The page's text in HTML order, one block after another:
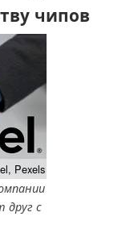
чипов
Pexels
друг с